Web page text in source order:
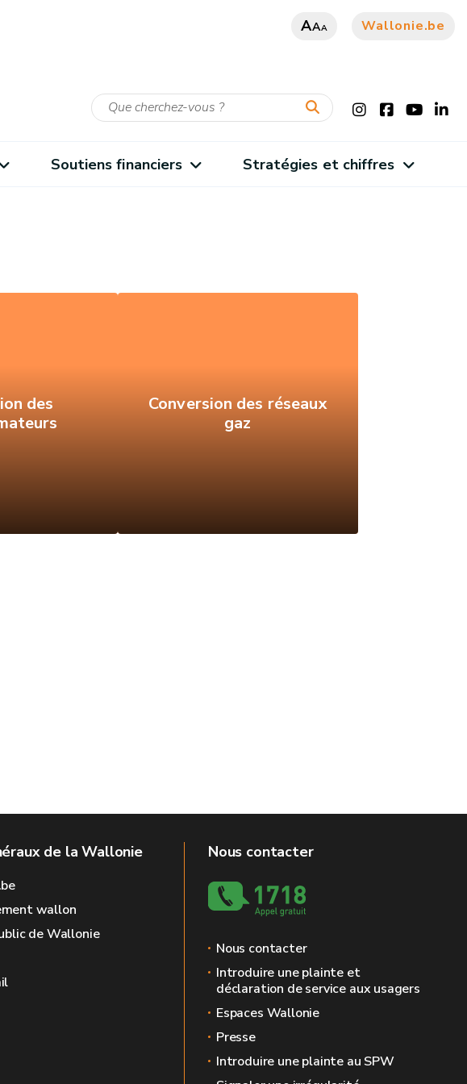
AAA Wallonie.be
Soutiens financiers Stratégies et chiffres
des
Conversion des réseaux
gaz
de la Wallonie
wallon
de Wallonie
Nous contacter
Nous contacter
Introduire une plainte et
déclaration de service aux usagers
Espaces Wallonie
Presse
Introduire une plainte au SPW